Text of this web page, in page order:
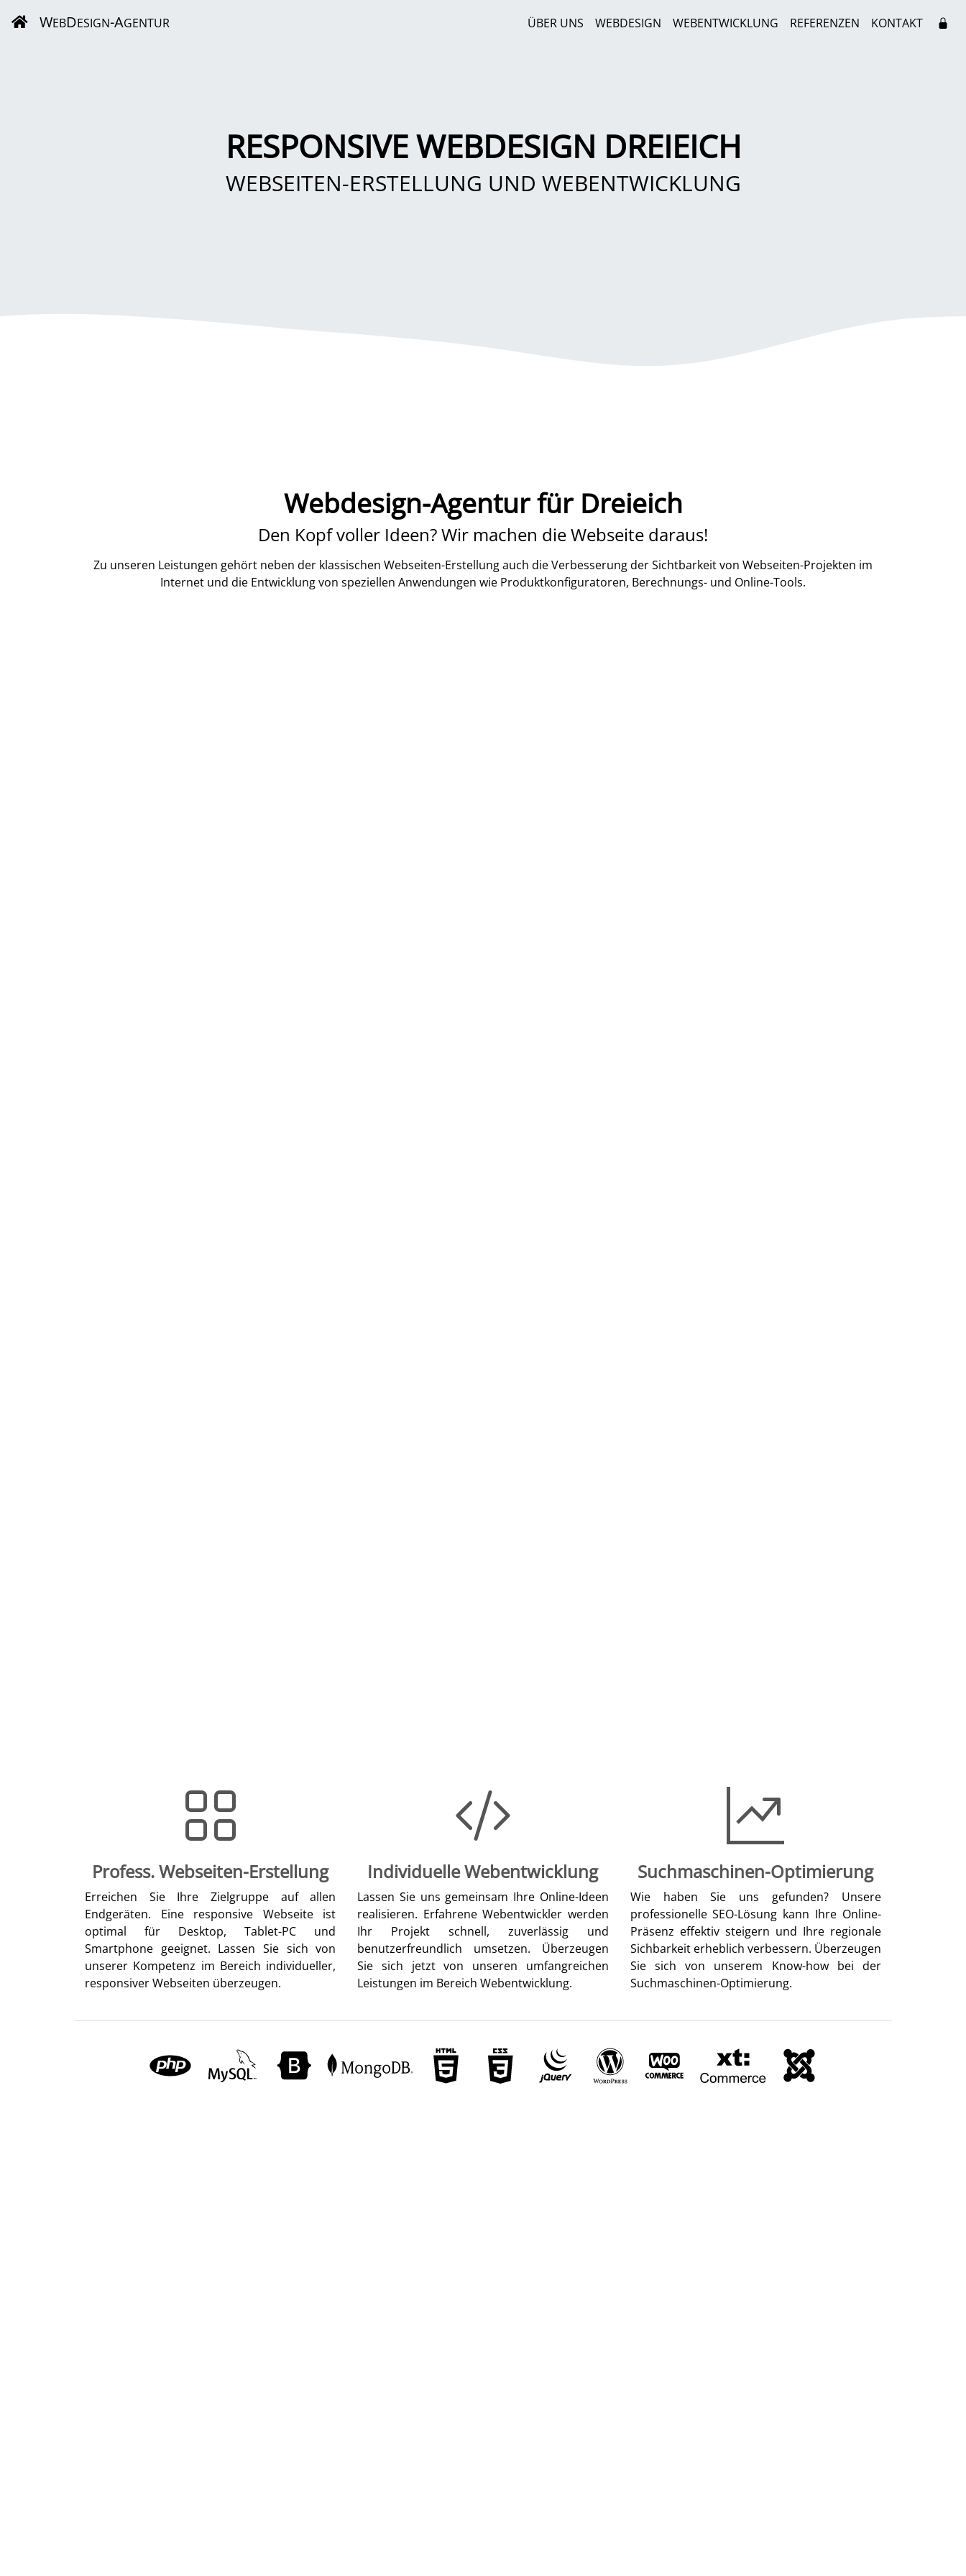
WEBDESIGN-AGENTUR ÜBER UNS WEBDESIGN WEBENTWICKLUNG REFERENZEN KONTAKT
RESPONSIVE WEBDESIGN DREIEICH
WEBSEITEN-ERSTELLUNG UND WEBENTWICKLUNG
Webdesign-Agentur für Dreieich
Den Kopf voller Ideen? Wir machen die Webseite daraus!
Zu unseren Leistungen gehört neben der klassischen Webseiten-Erstellung auch die Verbesserung der Sichtbarkeit von Webseiten-Projekten im
Internet und die Entwicklung von speziellen Anwendungen wie Produktkonfiguratoren, Berechnungs- und Online-Tools.
Profess. Webseiten-Erstellung
Erreichen Sie Ihre Zielgruppe auf allen
Endgeräten. Eine responsive Webseite ist
optimal für Desktop, Tablet-PC und
Smartphone geeignet. Lassen Sie sich von
unserer Kompetenz im Bereich individueller,
responsiver Webseiten überzeugen.
Individuelle Webentwicklung
Lassen Sie uns gemeinsam Ihre Online-Ideen
realisieren. Erfahrene Webentwickler werden
Ihr Projekt schnell, zuverlässig und
benutzerfreundlich umsetzen. Überzeugen
Sie sich jetzt von unseren umfangreichen
Leistungen im Bereich Webentwicklung.
Suchmaschinen-Optimierung
Wie haben Sie uns gefunden? Unsere
professionelle SEO-Lösung kann Ihre Online-
Präsenz effektiv steigern und Ihre regionale
Sichbarkeit erheblich verbessern. Überzeugen
Sie sich von unserem Know-how bei der
Suchmaschinen-Optimierung.